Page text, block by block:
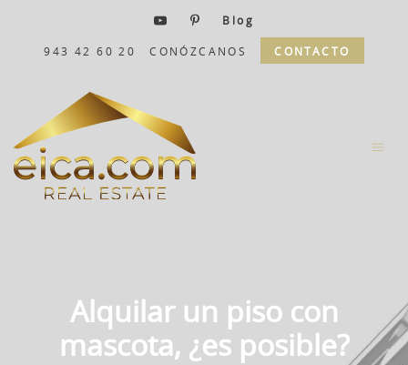
Blog
943 42 60 20 CONÓZCANOS CONTACTO
Alquilar un piso con
mascota, ¿es posible?